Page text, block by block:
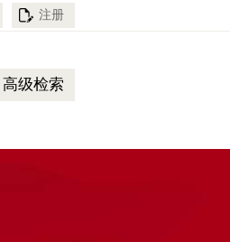
注册
高级检索